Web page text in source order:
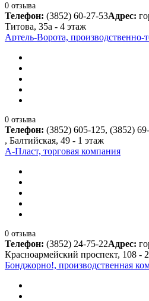
0 отзыва
Телефон: (3852) 60-27-53Адрес:
Титова, 35а - 4 этаж
Артель-Ворота, производственно-
0 отзыва
Телефон: (3852) 605-125, (3852)
, Балтийская, 49 - 1 этаж
А-Пласт, торговая компания
0 отзыва
Телефон: (3852) 24-75-22Адрес:
Красноармейский проспект, 108 -
Бонджорно!, производственная